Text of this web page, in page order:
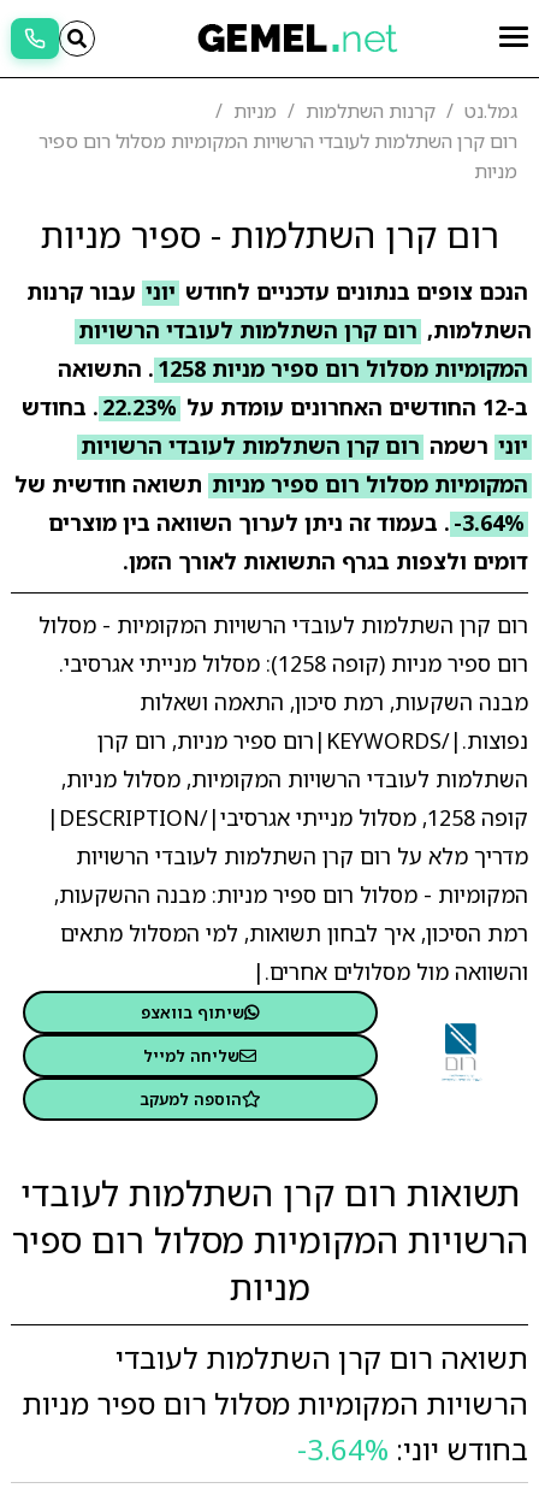
גמל.נט קרנות השתלמות
מניות
רום קרן השתלמות לעובדי הרשויות המקומיות מסלול רום ספיר
מניות
רום קרן השתלמות - ספיר מניות
הנכם צופים בנתונים עדכניים לחודש יוני עבור קרנות
השתלמות, רום קרן השתלמות לעובדי הרשויות
המקומיות מסלול רום ספיר מניות 1258
. התשואה
ב-12 החודשים האחרונים עומדת על
22.23% . בחודש
יוני רשמה רום קרן השתלמות לעובדי הרשויות
המקומיות מסלול רום ספיר מניות תשואה חודשית של
-3.64% . בעמוד זה ניתן לערוך השוואה בין מוצרים
דומים ולצפות בגרף התשואות לאורך הזמן.
רום קרן השתלמות לעובדי הרשויות המקומיות - מסלול
רום ספיר מניות (קופה 1258): מסלול מנייתי אגרסיבי.
מבנה השקעות, רמת סיכון, התאמה ושאלות
נפוצות.|/KEYWORDS|רום ספיר מניות, רום קרן
השתלמות לעובדי הרשויות המקומיות, מסלול מניות,
קופה 1258, מסלול מנייתי אגרסיבי|/DESCRIPTION|
מדריך מלא על רום קרן השתלמות לעובדי הרשויות
המקומיות - מסלול רום ספיר מניות: מבנה ההשקעות,
רמת הסיכון, איך לבחון תשואות, למי המסלול מתאים
והשוואה מול מסלולים אחרים.|
שיתוף בוואצפ
שליחה למייל
הוספה למעקב
תשואות רום קרן השתלמות לעובדי
הרשויות המקומיות מסלול רום ספיר
מניות
תשואה רום קרן השתלמות לעובדי
הרשויות המקומיות מסלול רום ספיר מניות
בחודש יוני: -3.64%